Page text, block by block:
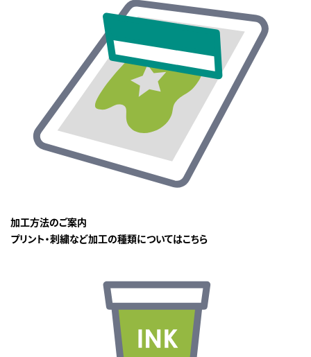
加工方法のご案内
プリント・刺繍など加工の種類についてはこちら